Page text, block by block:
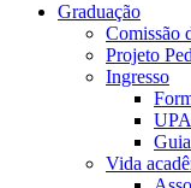
Graduação
Comissão
Projeto
Ingresso
UPA
Vida